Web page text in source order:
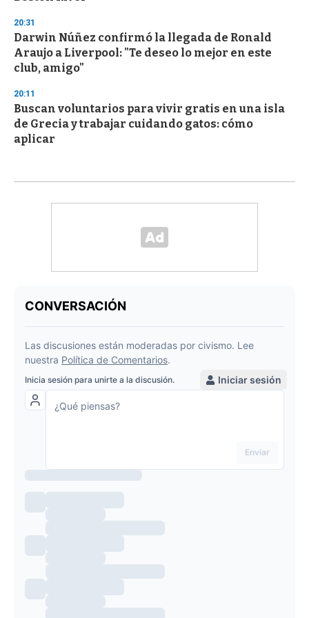
20:31
Darwin Núñez confirmó la llegada de Ronald
Araujo a Liverpool: "Te deseo lo mejor en este
club, amigo"
20:11
Buscan voluntarios para vivir gratis en una isla
de Grecia y trabajar cuidando gatos: cómo
aplicar